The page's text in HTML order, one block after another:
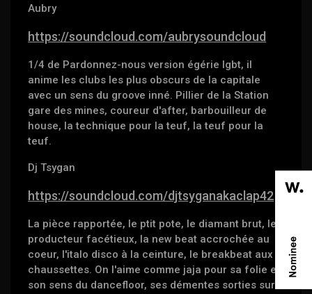
Aubry
https://soundcloud.com/aubrysoundcloud
1/4 de Pardonnez-nous version égérie lgbt, il
anime les clubs les plus obscurs de la capitale
avec un sens du groove inné. Pillier de la Station
gare des mines, coureur d'after, barbouilleur de
house, la technique pour la teuf, la teuf pour la
teuf.
Dj Tsygan
https://soundcloud.com/djtsyganakaclap42
La pièce rapportée, le ptit pote, le diamant brut, le
producteur facétieux, la new beat accrochée au
coeur, l'italo disco à la ceinture, le breakbeat aux
chaussettes. On l'aime comme jaja pour sa folie et
son sens du dancefloor, ses démentes sorties sur